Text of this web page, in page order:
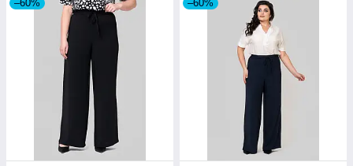
–60% –60%